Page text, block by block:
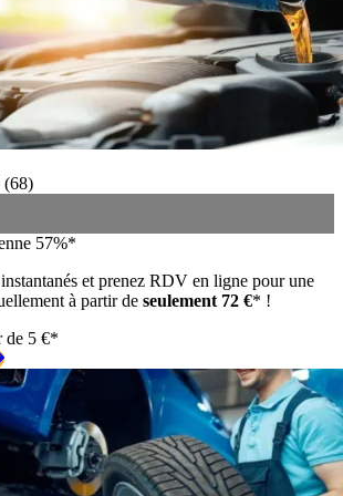
(68)
57%*
et prenez RDV en ligne pour une
à partir de seulement 72 €* !
de 5 €*